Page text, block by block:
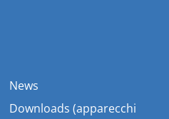
News
Downloads (apparecchi